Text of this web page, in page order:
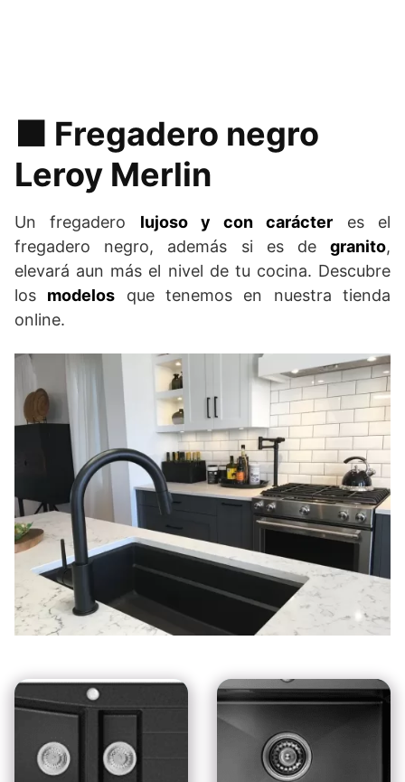
⬛️ Fregadero negro
Leroy Merlin
Un fregadero lujoso y con carácter es el
fregadero negro, además si es de granito,
elevará aun más el nivel de tu cocina. Descubre
los modelos que tenemos en nuestra tienda
online.